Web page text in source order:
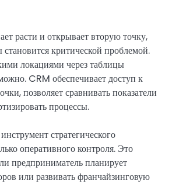
расти и открывает вторую точку,
становится критической проблемой.
локациями через таблицы
CRM обеспечивает доступ к
позволяет сравнивать показатели
процессы.
стратегического
оперативного контроля. Это
предприниматель планирует
или развивать франчайзинговую